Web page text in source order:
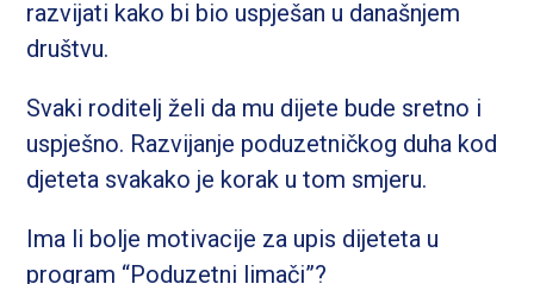
razvijati kako bi bio uspješan u današnjem
društvu.
Svaki roditelj želi da mu dijete bude sretno i
uspješno. Razvijanje poduzetničkog duha kod
djeteta svakako je korak u tom smjeru.
Ima li bolje motivacije za upis dijeteta u
program “Poduzetni limači”?